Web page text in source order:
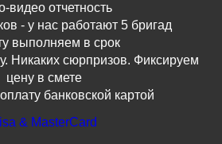
видео отчетность
- у нас работают 5 бригад
выполняем в срок
Никаких сюрпризов. Фиксируем
цену в смете
банковской картой
& MasterCard